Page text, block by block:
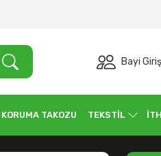
Bayi
KORUMA TAKOZU TEKSTİL